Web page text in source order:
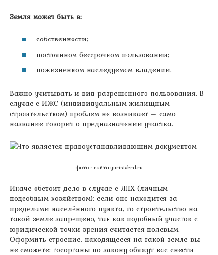
Земля может быть в:
собственности;
постоянном бессрочном пользовании;
пожизненном наследуемом владении.
Важно учитывать и вид разрешенного пользования. В
случае с ИЖС (индивидуальным жилищным
строительством) проблем не возникает – само
название говорит о предназначении участка.
фото с сайта yuristvkrd.ru
Иначе обстоит дело в случае с ЛПХ (личным
подсобным хозяйством): если оно находится за
пределами населённого пункта, то строительство на
такой земле запрещено, так как подобный участок с
юридической точки зрения считается полевым.
Оформить строение, находящееся на такой земле вы
не сможете: госорганы по закону обяжут вас снести